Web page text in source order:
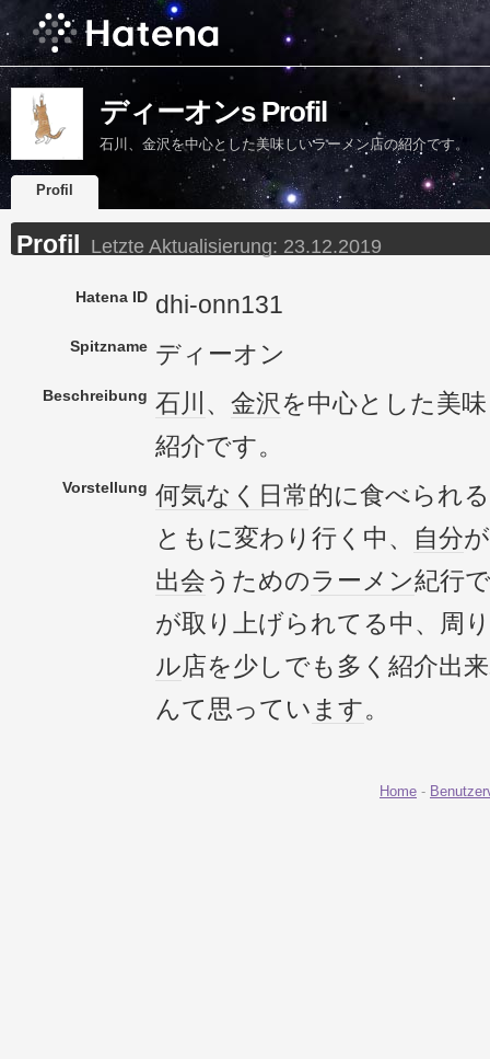
ディーオンs Profil
石川、金沢を中心とした美味しいラーメン店の紹介です。
Profil
Profil Letzte Aktualisierung: 23.12.2019
Hatena ID dhi-onn131
Spitzname ディーオン
Beschreibung 石川 、 金沢を中心とした美
紹介です。
Vorstellung 何気なく 日常的に食べられる
ともに変わり行く中、
自分
出会うためのラーメン紀行
が取り上げられてる中、周
ル店を少しでも多く紹介出
んて思ってい ます。
Home -